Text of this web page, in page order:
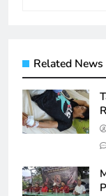
Related News